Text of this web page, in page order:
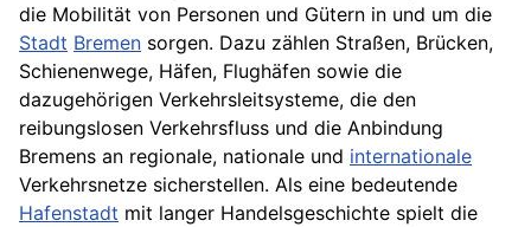
die Mobilität von Personen und Gütern in und um die
Stadt Bremen sorgen. Dazu zählen Straßen, Brücken,
Schienenwege, Häfen, Flughäfen sowie die
dazugehörigen Verkehrsleitsysteme, die den
reibungslosen Verkehrsfluss und die Anbindung
Bremens an regionale, nationale und internationale
Verkehrsnetze sicherstellen. Als eine bedeutende
Hafenstadt mit langer Handelsgeschichte spielt die